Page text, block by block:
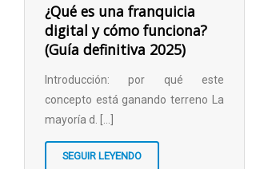
¿Qué es una franquicia
digital y cómo funciona?
(Guía definitiva 2025)
Introducción: por qué este
concepto está ganando terreno La
mayoría d. [...]
SEGUIR LEYENDO